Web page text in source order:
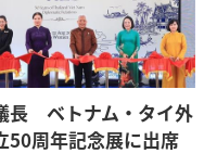
長 ベトナム・タイ外
50周年記念展に出席